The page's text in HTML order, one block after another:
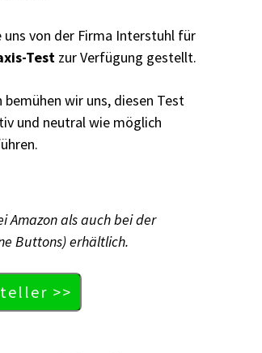
uns von der Firma Interstuhl für
Test zur Verfügung gestellt.
bemühen wir uns, diesen Test
und neutral wie möglich
Amazon als auch bei der
Buttons) erhältlich.
>>